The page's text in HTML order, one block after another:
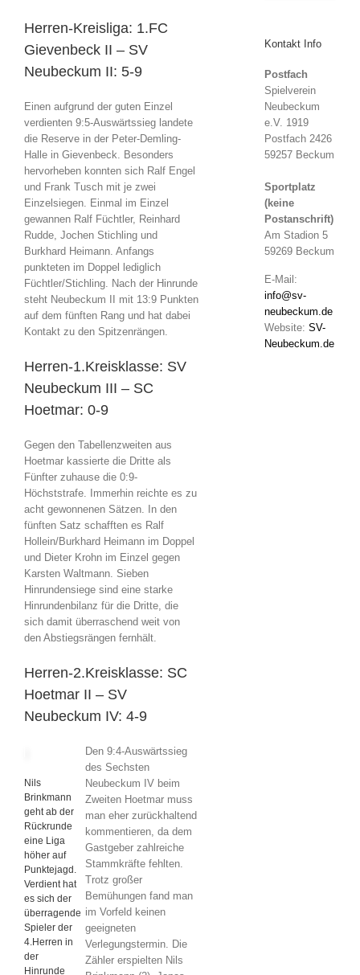
Herren-Kreisliga: 1.FC
Gievenbeck II – SV
Neubeckum II: 5-9
Einen aufgrund der guten Einzel
verdienten 9:5-Auswärtssieg landete
die Reserve in der Peter-Demling-
Halle in Gievenbeck. Besonders
hervorheben konnten sich Ralf Engel
und Frank Tusch mit je zwei
Einzelsiegen. Einmal im Einzel
gewannen Ralf Füchtler, Reinhard
Rudde, Jochen Stichling und
Burkhard Heimann. Anfangs
punkteten im Doppel lediglich
Füchtler/Stichling. Nach der Hinrunde
steht Neubeckum II mit 13:9 Punkten
auf dem fünften Rang und hat dabei
Kontakt zu den Spitzenrängen.
Herren-1.Kreisklasse: SV
Neubeckum III – SC
Hoetmar: 0-9
Gegen den Tabellenzweiten aus
Hoetmar kassierte die Dritte als
Fünfter zuhause die 0:9-
Höchststrafe. Immerhin reichte es zu
acht gewonnenen Sätzen. In den
fünften Satz schafften es Ralf
Hollein/Burkhard Heimann im Doppel
und Dieter Krohn im Einzel gegen
Karsten Waltmann. Sieben
Hinrundensiege sind eine starke
Hinrundenbilanz für die Dritte, die
sich damit überraschend weit von
den Abstiegsrängen fernhält.
Herren-2.Kreisklasse: SC
Hoetmar II – SV
Neubeckum IV: 4-9
Nils
Brinkmann
geht ab der
Rückrunde
eine Liga
höher auf
Punktejagd.
Verdient hat
es sich der
überragende
Spieler der
4.Herren in
der
Hinrunde
Den 9:4-Auswärtssieg
des Sechsten
Neubeckum IV beim
Zweiten Hoetmar muss
man eher zurückhaltend
kommentieren, da dem
Gastgeber zahlreiche
Stammkräfte fehlten.
Trotz großer
Bemühungen fand man
im Vorfeld keinen
geeigneten
Verlegungstermin. Die
Zähler erspielten Nils
Kontakt Info
Postfach
Spielverein
Neubeckum
e.V. 1919
Postfach 2426
59257 Beckum
Sportplatz
(keine
Postanschrift)
Am Stadion 5
59269 Beckum
E-Mail:
info@sv-
neubeckum.de
Website: SV-
Neubeckum.de